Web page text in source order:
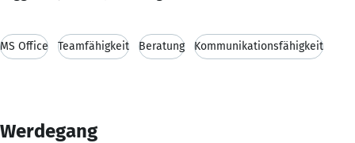
MS Office Teamfähigkeit Beratung Kommunikationsfähigkeit
Werdegang